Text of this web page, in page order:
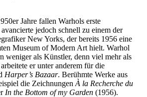
Jahre fallen Warhols erste
jedoch schnell zu einem der
New Yorks, der bereits 1956 eine
Museum of Modern Art hielt. Warhol
weniger als Künstler, denn viel mehr als
er unter anderem für die
Harper’s Bazaar. Berühmte Werke aus
die Zeichnungen À la Recherche du
In the Bottom of my Garden (1956).